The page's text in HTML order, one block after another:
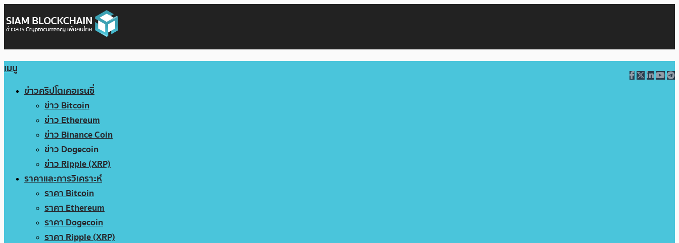
เมนู
ข่าวคริปโตเคอเรนซี่
ข่าว Bitcoin
ข่าว Ethereum
ข่าว Binance Coin
ข่าว Dogecoin
ข่าว Ripple (XRP)
ราคาและการวิเคราะห์
ราคา Bitcoin
ราคา Ethereum
ราคา Dogecoin
ราคา Ripple (XRP)